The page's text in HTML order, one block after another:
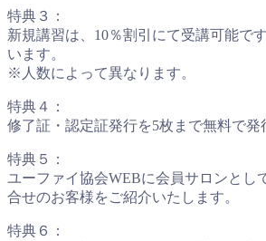
特典３：
新規講習は、10％割引にて受講可能で
います。
※人数によって異なります。
特典４：
修了証・認定証発行を5枚まで無料で発
特典５：
ユーファイ協会WEBに会員サロンとし
合せのお客様をご紹介いたします。
特典６：